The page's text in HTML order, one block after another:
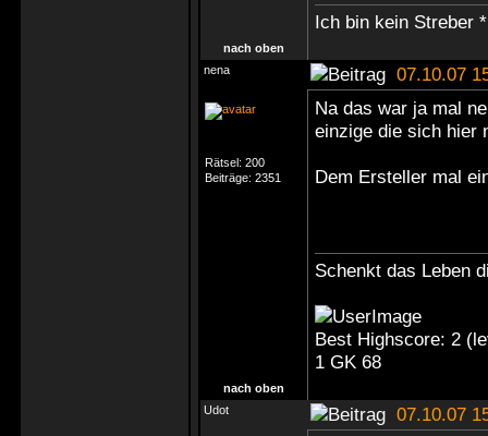
Ich bin kein Streber
nach oben
nena
07.10.07
Rätsel: 200
Beiträge: 2351
Na das war ja mal
einzige die sich hier
Dem Ersteller mal
Schenkt das Leben
Best Highscore: 2
1 GK 68
nach oben
Udot
07.10.07